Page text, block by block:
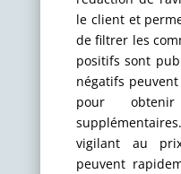
le client et
de filtrer les
positifs sont
négatifs
pour
vigilant au
peuvent